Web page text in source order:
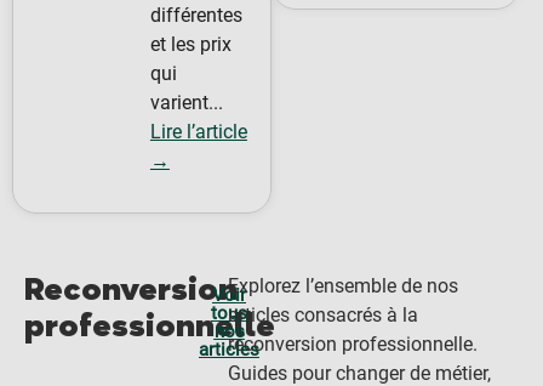
différentes
et les prix
qui
varient...
Lire l’article
→
Reconversion
professionnelle
Voir
tous
nos
articles
Explorez l’ensemble de nos
articles consacrés à la
reconversion professionnelle.
Guides pour changer de métier,